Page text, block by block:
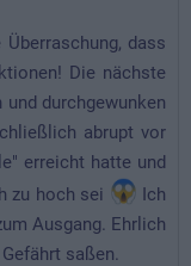
dass
Die nächste
durchgewunken
abrupt vor
erreicht hatte und
zu hoch sei
Ich
Ausgang. Ehrlich
saßen.